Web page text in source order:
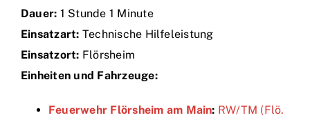
Technik
Dauer: 1 Stunde 1 Minute
Einsatzart: Technische Hilfeleistung
Einsatzort: Flörsheim
Einheiten und Fahrzeuge:
Feuerwehr Flörsheim am Main: RW/TM (Flö.